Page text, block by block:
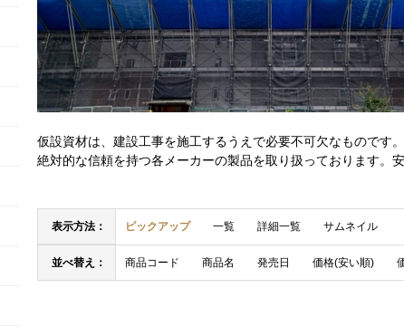
仮設資材は、建設工事を施工するうえで必要不可欠なものです。
絶対的な信頼を持つ各メーカーの製品を取り扱っております。
表示方法： ピックアップ 一覧 詳細一覧 サムネイル
並べ替え： 商品コード 商品名 発売日 価格(安い順)